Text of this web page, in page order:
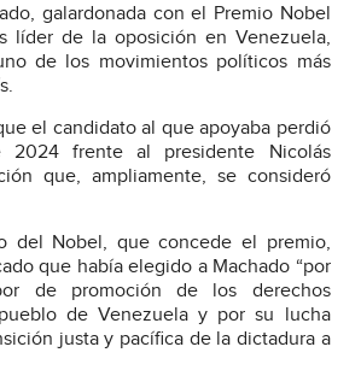
galardonada con el Premio Nobel
líder de la oposición en Venezuela,
de los movimientos políticos más
el candidato al que apoyaba perdió
2024 frente al presidente Nicolás
que, ampliamente, se consideró
del Nobel, que concede el premio,
que había elegido a Machado “por
de promoción de los derechos
de Venezuela y por su lucha
justa y pacífica de la dictadura a